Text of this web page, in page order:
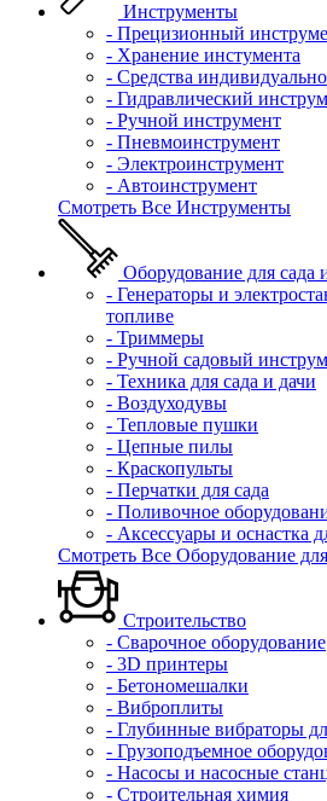
Инструменты
- Прецизионный
- Хранение инстумента
- Средства
- Гидравлический
- Ручной инструмент
- Пневмоинструмент
- Электроинструмент
- Автоинструмент
Смотреть Все Инструменты
Оборудование для сада
- Генераторы и
топливе
- Триммеры
- Ручной садовый
- Техника для сада и дачи
- Воздуходувы
- Тепловые пушки
- Цепные пилы
- Краскопульты
- Перчатки для сада
- Поливочное
- Аксессуары и оснастка
Смотреть Все Оборудование
Строительство
- Сварочное оборудование
- 3D принтеры
- Бетономешалки
- Виброплиты
- Глубинные вибраторы
- Грузоподъемное
- Насосы и насосные
- Строительная химия